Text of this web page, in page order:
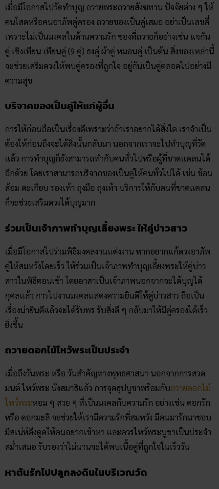
เมื่อมีโอกาสไปวัดทำบุญ ถวายพระถวายสังฆทาน ปัจจัยต่าง ๆ ให้
คนโสดหรือคนอาภัพคู่ครอง ถวายของเป็นคู่เสมอ อย่าเป็นเลขคี่
เพราะไม่เป็นมงคลในด้านความรัก ของที่ถวายก็อย่างเช่น แจกัน
คู่ เชิงเทียน เทียนคู่ (9 คู่) ธงคู่ ผ้าคู่ หมอนคู่ เป็นต้น สิ่งของเหล่านี้
จะช่วยเสริมดวงให้พบคู่ครองที่ถูกใจ อยู่กันเป็นคู่ตลอดไปอย่างมี
ความสุข
บริจาคของเป็นคู่ให้แก่ผู้อื่น
การให้ก่อนถือเป็นเรื่องดีเพราะว่าถ้าเราอยากได้สิ่งใด เราจำเป็น
ต้องให้ก่อนถึงจะได้สิ่งนั้นกลับมา นอกจากเราจะไปทำบุญที่วัด
แล้ว การทำบุญก็ยังสามารถทำกับคนทั่วไปหรือผู้ที่ขาดแคลนได้
อีกด้วย โดยเราสามารถบริจากของเป็นคู่ให้คนทั่วไปได้ เช่น ช้อน
ส้อม ตะเกียบ รองเท้า ถุงมือ ถุงเท้า บริการให้กับคนที่ขาดแคลน
ก็จะช่วยเสริมดวงได้บุญมาก
ร่วมเป็นเจ้าภาพทำบุญเลี้ยงพระ ให้คู่บ่าวสาว
เมื่อมีโอกาสไปร่วมพิธีมงคลงานแต่งงาน หากอยากแก้ดวงอาภัพ
คู่ให้สมหวังโดยเร็ว ให้ร่วมเป็นเจ้าภาพทำบุญเลี้ยงพระให้คู่บ่าว
สาวในพิธีตอนเช้า โดยอาสาเป็นเจ้าภาพนอกจากจะได้บุญได้
กุศลแล้ว การไปงานมงคลแสดงความยินดีให้คู่บ่าวสาว ถือเป็น
เรื่องน่ายินดีแล้วจะได้รับพร รับสิ่งดี ๆ กลับมาให้มีคู่ครองได้เร็ว
ยิ่งขึ้น
ถวายดอกไม้ไหว้พระเป็นประจำ
เมื่อถึงวันพระ หรือ วันสำคัญทางพุทธศาสนา นอกจากการสวด
มนต์ ไหว้พระ นั่งสมาธิแล้ว การจุดธุปบูชาพร้อมกับถวายดอกไม้
ไหว้พระหอม ๆ สวย ๆ ที่เป็นมงคลกับความรัก อย่างเช่น ดอกรัก
หรือ ดอกมะลิ จะช่วยให้เรามีความรักที่สมหวัง มีคนมารักมาชอบ
มีสเน่ห์ดึงดูดให้คนอยากเข้าหา และควรไหว้พระบูชาเป็นประจำ
สม่ำเสมอ รับรองว่าไม่นานจะได้พบเนื้อคู่ที่ถูกใจในเร็ววัน
หาต้นรักไปปลูกลงดินในบริเวณวัด